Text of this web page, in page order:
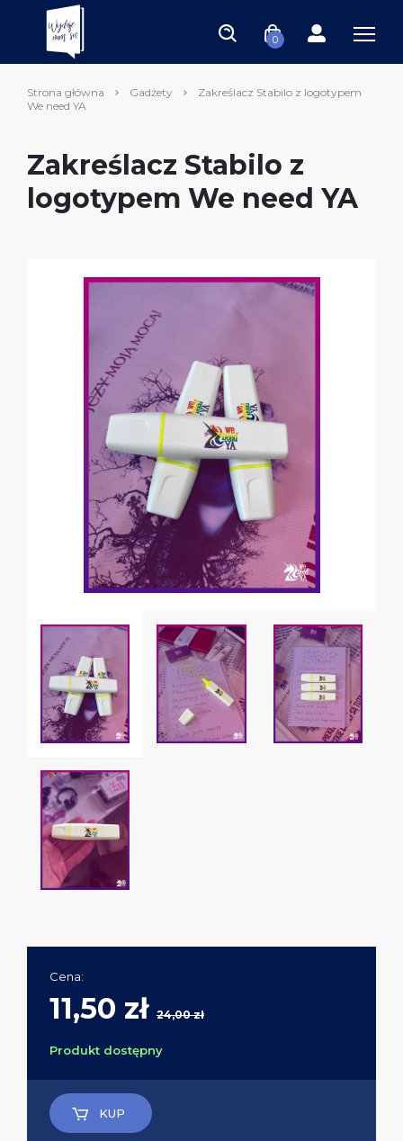
0
Strona główna Gadżety
Zakreślacz Stabilo z logotypem
We need YA
Zakreślacz Stabilo z
logotypem We need YA
Cena:
11,50 zł 24,00 zł
Produkt dostępny
KUP